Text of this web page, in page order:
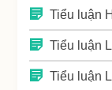
Tiểu luận
Tiểu luận
Tiểu luận